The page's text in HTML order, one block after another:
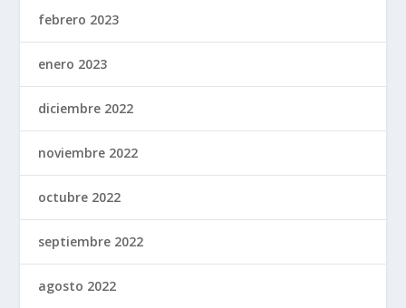
febrero 2023
enero 2023
diciembre 2022
noviembre 2022
octubre 2022
septiembre 2022
agosto 2022